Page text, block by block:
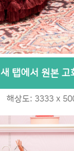
새 탭에서 원본 고
해상도: 3333 x